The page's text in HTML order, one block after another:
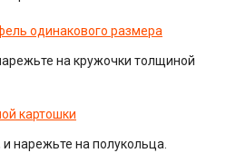
на кружочки толщиной
нарежьте на полукольца.